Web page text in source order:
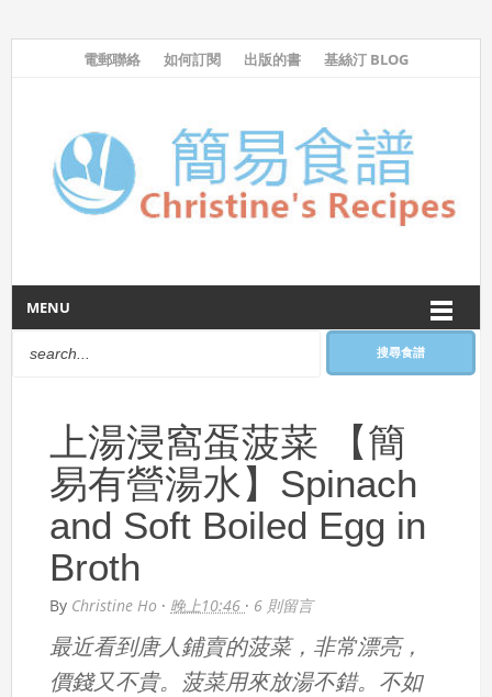
電郵聯絡 如何訂閱 出版的書 基絲汀 BLOG
MENU
搜尋食譜
上湯浸窩蛋菠菜 【簡
易有營湯水】Spinach
and Soft Boiled Egg in
Broth
By Christine Ho · 晚上10:46 · 6 則留言
最近看到唐人鋪賣的菠菜，非常漂亮，
價錢又不貴。菠菜用來放湯不錯。不如